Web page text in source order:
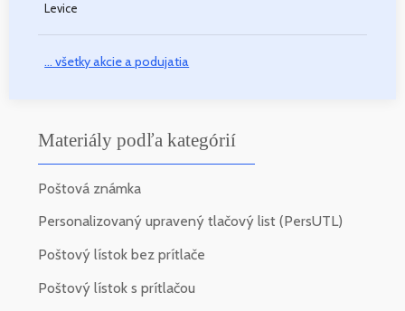
Levice
... všetky akcie a podujatia
Materiály podľa kategórií
Poštová známka
Personalizovaný upravený tlačový list (PersUTL)
Poštový lístok bez prítlače
Poštový lístok s prítlačou